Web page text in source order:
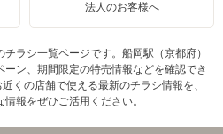
法人のお客様へ
ラシ一覧ページです。船岡駅（京都府）
ン、期間限定の特売情報などを確認でき
くの店舗で使える最新のチラシ情報を、
報をぜひご活用ください。